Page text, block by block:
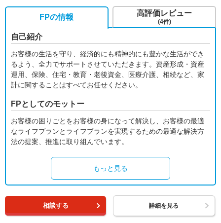
FPの情報
自己紹介
お客様の生活を守り、経済的にも精神的にも豊かな生活ができ
るよう、全力でサポートさせていただきます。資産形成・資産
運用、保険、住宅・教育・老後資金、医療介護、相続など、家
計に関することはすべてお任せください。
FPとしてのモットー
お客様の困りごとをお客様の身になって解決し、お客様の最適
なライフプランとライフプランを実現するための最適な解決方
法の提案、推進に取り組んでいます。
もっと見る
高評価レビュー
(4件)
相談する 詳細を見る